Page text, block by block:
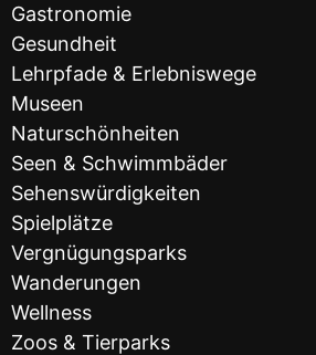
Gastronomie
Gesundheit
Lehrpfade & Erlebniswege
Museen
Naturschönheiten
Seen & Schwimmbäder
Sehenswürdigkeiten
Spielplätze
Vergnügungsparks
Wanderungen
Wellness
Zoos & Tierparks